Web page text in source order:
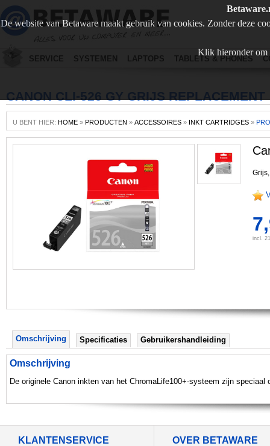
De website van Betaware maakt gebruik van cookies. Zonder deze
Klik hieronder om
SERVICE SYSTEMEN LAPTOPS TABLETS & PHONES
CANON CLI-526 GY GRIJS REPLACEMENT
U BENT HIER: HOME » PRODUCTEN » ACCESSOIRES » INKT CARTRIDGES »
incl.
Omschrijving Specificaties Gebruikershandleiding
Omschrijving
De originele Canon inkten van het ChromaLife100+-systeem zijn
KLANTENSERVICE OVER BETAWARE